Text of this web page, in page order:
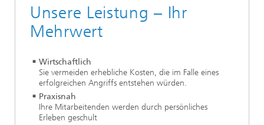
Unsere Leistung – Ihr
Mehrwert
Wirtschaftlich
Sie vermeiden erhebliche Kosten, die im Falle eines
erfolgreichen Angriffs entstehen würden.
Praxisnah
Ihre Mitarbeitenden werden durch persönliches
Erleben geschult